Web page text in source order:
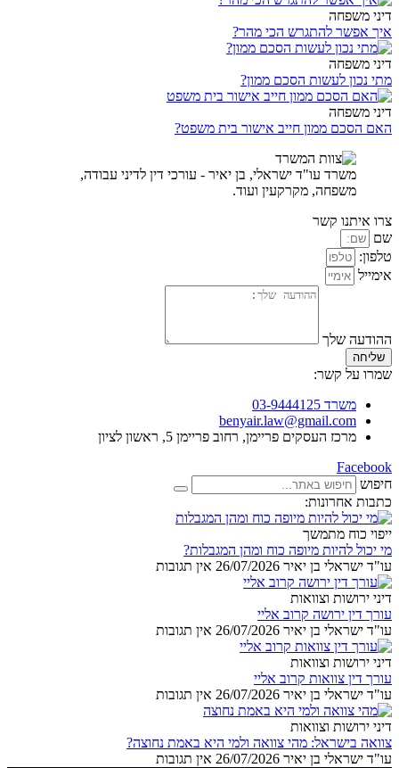
דיני משפחה
איך אפשר להתגרש הכי מהר?
דיני משפחה
מתי נכון לעשות הסכם ממון?
דיני משפחה
האם הסכם ממון חייב אישור בית משפט?
משרד עו"ד ישראלי, בן יאיר - עורכי דין לדיני עבודה,
משפחה, מקרקעין ועוד.
צרו איתנו קשר
שם
טלפון:
אימייל
ההודעה שלך
שליחה
שמרו על קשר:
משרד 03-9444125
benyair.law@gmail.com
מרכז העסקים פריימן, רחוב פריימן 5, ראשון לציון
Facebook
חיפוש
כתבות אחרונות:
ייפוי כוח מתמשך
מי יכול להיות מיופה כוח ומהן המגבלות?
עו"ד ישראלי בן יאיר 26/07/2026 אין תגובות
דיני ירושות וצוואות
עורך דין ירושה קרוב אליי
עו"ד ישראלי בן יאיר 26/07/2026 אין תגובות
דיני ירושות וצוואות
עורך דין צוואות קרוב אליי
עו"ד ישראלי בן יאיר 26/07/2026 אין תגובות
דיני ירושות וצוואות
צוואה בישראל: מהי צוואה ולמי היא באמת נחוצה?
עו"ד ישראלי בן יאיר 26/07/2026 אין תגובות